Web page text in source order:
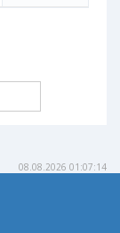
08.08.2026 01:07:14